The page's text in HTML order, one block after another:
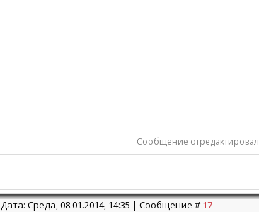
Сообщение отредактировал
Дата: Среда, 08.01.2014, 14:35 | Сообщение # 17